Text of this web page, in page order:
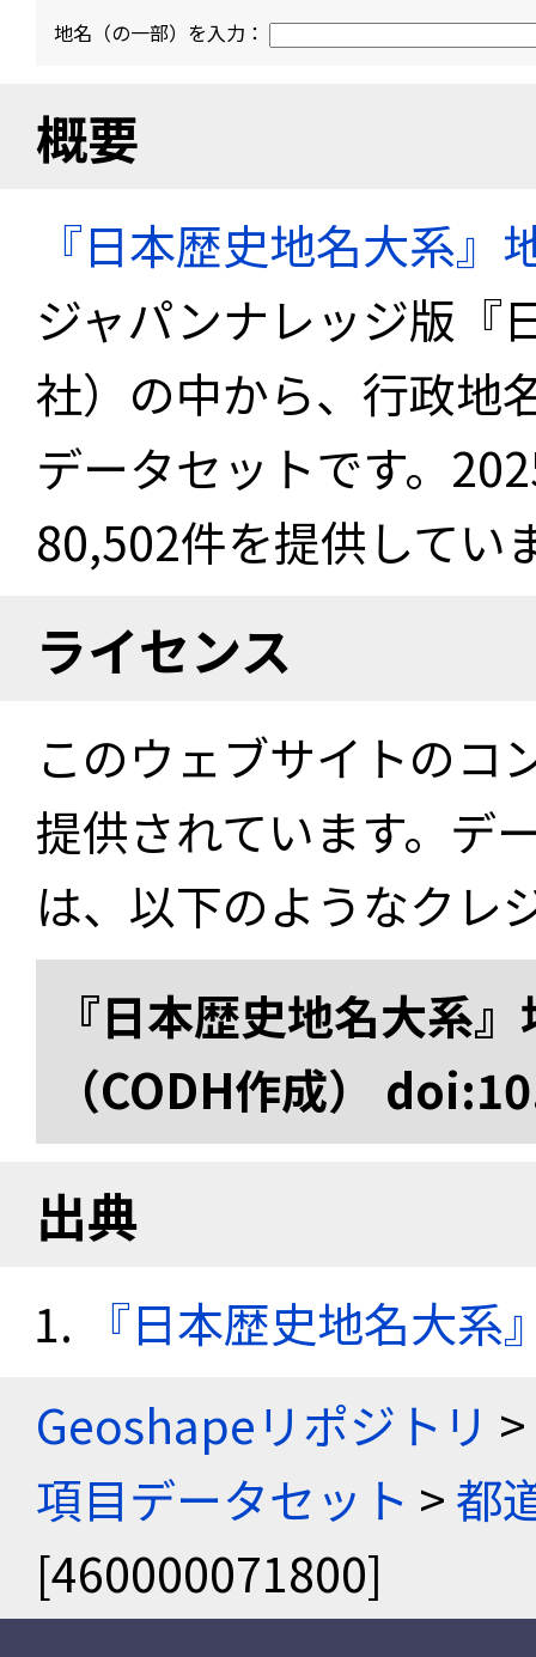
地名（の一部）を入力：
概要
『日本歴史地名大系
ジャパンナレッジ版『
社）の中から、行政地
データセットです。
80,502件を提供してい
ライセンス
このウェブサイトのコ
提供されています。デ
は、以下のようなクレ
『日本歴史地名大系
（CODH作成）
出典
『日本歴史地名大
Geoshapeリポジトリ >
項目データセット >都
[460000071800]